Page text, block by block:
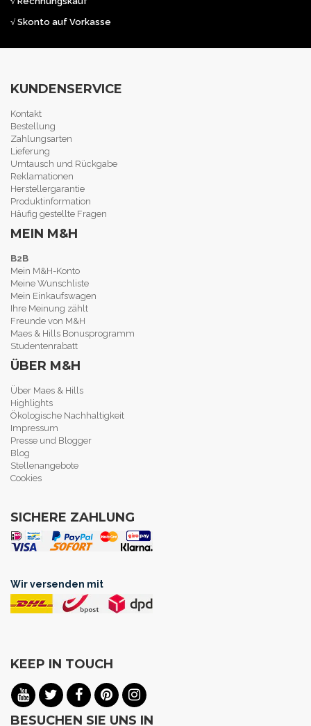
√ Skonto auf Vorkasse
KUNDENSERVICE
Kontakt
Bestellung
Zahlungsarten
Lieferung
Umtausch und Rückgabe
Reklamationen
Herstellergarantie
Produktinformation
Häufig gestellte Fragen
MEIN M&H
B2B
Mein M&H-Konto
Meine Wunschliste
Mein Einkaufswagen
Ihre Meinung zählt
Freunde von M&H
Maes & Hills Bonusprogramm
Studentenrabatt
ÜBER M&H
Über Maes & Hills
Highlights
Ökologische Nachhaltigkeit
Impressum
Presse und Blogger
Blog
Stellenangebote
Cookies
SICHERE ZAHLUNG
Wir versenden mit
KEEP IN TOUCH
BESUCHEN SIE UNS IN